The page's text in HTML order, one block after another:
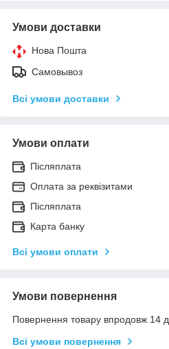
Умови доставки
Нова Пошта
Самовывоз
Всі умови доставки
Умови оплати
Післяплата
Оплата за реквізитами
Післяплата
Карта банку
Всі умови оплати
Умови повернення
Повернення товару впродовж 14
Всі умови повернення